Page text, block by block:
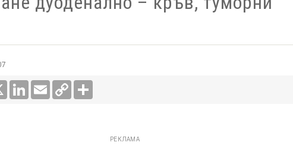
LinkedInEmail
Copy
Link
РЕКЛАМА